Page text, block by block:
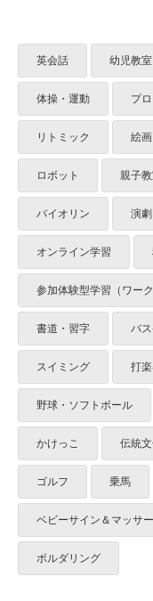
英会話 幼児教室
体操・運動 プ
リトミック 絵
ロボット 親子
バイオリン 演劇
オンライン学習
参加体験型学習（ワーク
書道・習字 バ
スイミング 打
野球・ソフトボール
かけっこ 伝統
ゴルフ 乗馬
ベビーサイン＆マッサ
ボルダリング